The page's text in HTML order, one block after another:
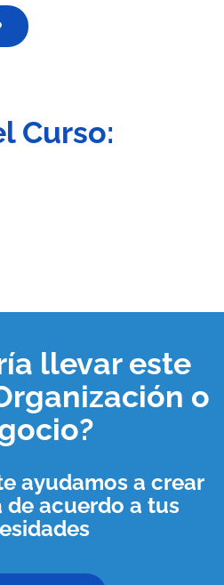
Curso:
llevar este
o
?
ayudamos a crear
acuerdo a tus